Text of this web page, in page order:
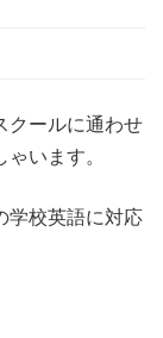
クールに通わせ
います。
学校英語に対応